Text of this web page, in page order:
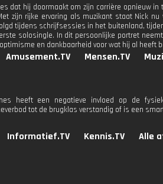
dat hij doormaakt om zijn carrière opnieuw
zijn rijke ervaring als muzikant staat Nick
tijdens schrijfsessies in het buitenland,
solosingle. In dit persoonlijke portret
en dankbaarheid voor wat hij al heeft
Amusement.TV Mensen.TV
heeft een negatieve invloed op de
tot de brugklas verstandig of is een
Informatief.TV Kennis.TV Alle